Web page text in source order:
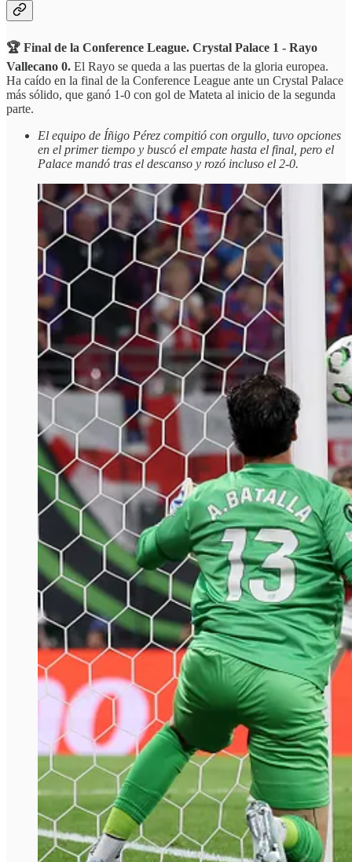
🏆 Final de la Conference League. Crystal Palace 1 - Rayo
Vallecano 0. El Rayo se queda a las puertas de la gloria europea.
Ha caído en la final de la Conference League ante un Crystal Palace
más sólido, que ganó 1-0 con gol de Mateta al inicio de la segunda
parte.
El equipo de Íñigo Pérez compitió con orgullo, tuvo opciones
en el primer tiempo y buscó el empate hasta el final, pero el
Palace mandó tras el descanso y rozó incluso el 2-0.